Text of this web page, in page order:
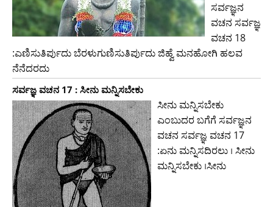
ಸರ್ವಜ್ಞನ
ವಚನ ಸರ್ವಜ್ಞ
ವಚನ 18
:ಎಣಿಸುತಿರ್ಪುದು ಬೆರಳುಗುಣಿಸುತಿರ್ಪುದು ಜಿಹ್ವೆ ಮನಹೋಗಿ ಹಲವ
ನೆನೆದರದು
ಸರ್ವಜ್ಞ ವಚನ 17 : ಸೀನು ಮನ್ನಿಸಬೇಕು
ಸೀನು ಮನ್ನಿಸಬೇಕು
ಎಂಬುದರ ಬಗೆಗೆ ಸರ್ವಜ್ಞನ
ವಚನ ಸರ್ವಜ್ಞ ವಚನ 17
:ಏನು ಮನ್ನಿಸದಿರಲು । ಸೀನು
ಮನ್ನಿಸಬೇಕು ।ಸೀನು